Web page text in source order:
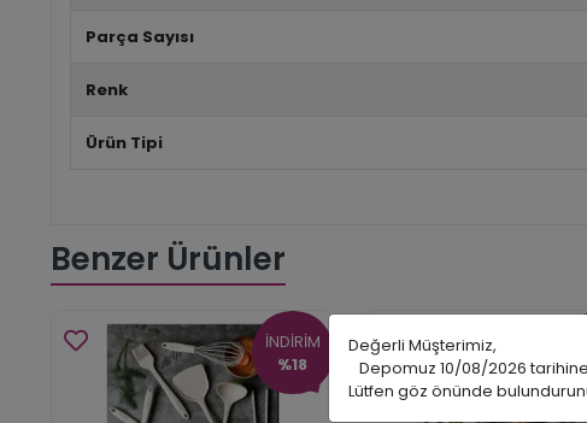
Parça Sayısı
Renk
Ürün Tipi
Benzer Ürünler
İNDİRİM
%18
Değerli Müşterimiz,
Depomuz 10/08/2026
Lütfen göz önünde